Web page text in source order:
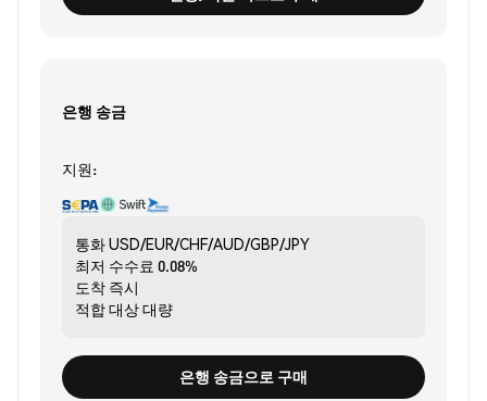
은행 송금
지원:
통화USD/EUR/CHF/AUD/GBP/JPY
최저 수수료 0.08%
도착 즉시
적합 대상대량
은행 송금으로 구매